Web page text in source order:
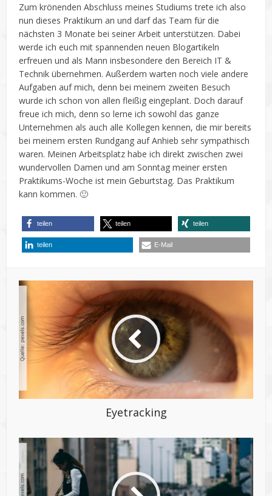
Zum krönenden Abschluss meines Studiums trete ich also
nun dieses Praktikum an und darf das Team für die
nächsten 3 Monate bei seiner Arbeit unterstützen. Dabei
werde ich euch mit spannenden neuen Blogartikeln
erfreuen und als Mann insbesondere den Bereich IT &
Technik übernehmen. Außerdem warten noch viele andere
Aufgaben auf mich, denn bei meinem zweiten Besuch
wurde ich schon von allen fleißig eingeplant. Doch darauf
freue ich mich, denn so lerne ich sowohl das ganze
Unternehmen als auch alle Kollegen kennen, die mir bereits
bei meinem ersten Rundgang auf Anhieb sehr sympathisch
waren. Meinen Arbeitsplatz habe ich direkt zwischen zwei
wundervollen Damen und am Sonntag meiner ersten
Praktikums-Woche ist mein Geburtstag. Das Praktikum
kann kommen. 🙂
teilen teilen teilen
teilen E-Mail
Eyetracking